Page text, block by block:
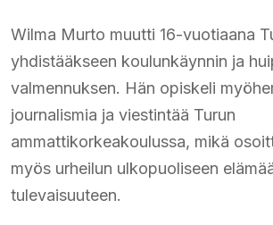
Wilma Murto muutti 16-vuotiaana
yhdistääkseen koulunkäynnin ja
valmennuksen. Hän opiskeli
journalismia ja viestintää Turun
ammattikorkeakoulussa, mikä
myös urheilun ulkopuoliseen
tulevaisuuteen.